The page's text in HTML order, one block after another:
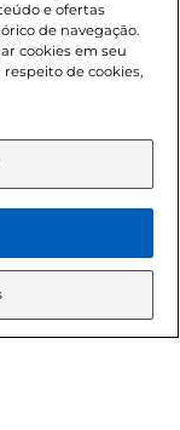
a venda
anos, conforme
Criança e do
para o
on-line é de
e ofertas
de navegação.
cookies em seu
de cookies,